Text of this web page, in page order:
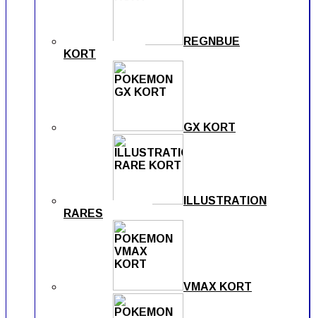
REGNBUE
KORT
GX KORT
ILLUSTRATION
RARES
VMAX KORT